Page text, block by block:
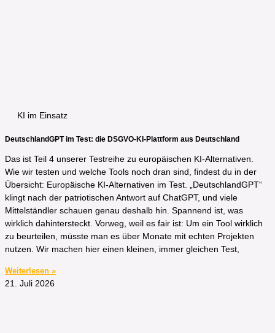
KI im Einsatz
DeutschlandGPT im Test: die DSGVO-KI-Plattform aus Deutschland
Das ist Teil 4 unserer Testreihe zu europäischen KI-Alternativen.
Wie wir testen und welche Tools noch dran sind, findest du in der
Übersicht: Europäische KI-Alternativen im Test. „DeutschlandGPT“
klingt nach der patriotischen Antwort auf ChatGPT, und viele
Mittelständler schauen genau deshalb hin. Spannend ist, was
wirklich dahintersteckt. Vorweg, weil es fair ist: Um ein Tool wirklich
zu beurteilen, müsste man es über Monate mit echten Projekten
nutzen. Wir machen hier einen kleinen, immer gleichen Test,
Weiterlesen »
21. Juli 2026